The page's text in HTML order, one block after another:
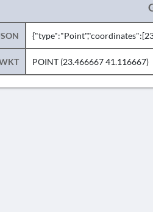
POINT (23.466667 41.116667)